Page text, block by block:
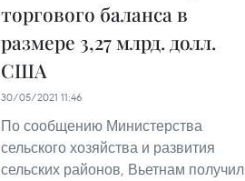
торгового баланса в
размере 3,27 млрд. долл.
США
30/05/2021 11:46
По сообщению Министерства
сельского хозяйства и развития
сельских районов, Вьетнам получил